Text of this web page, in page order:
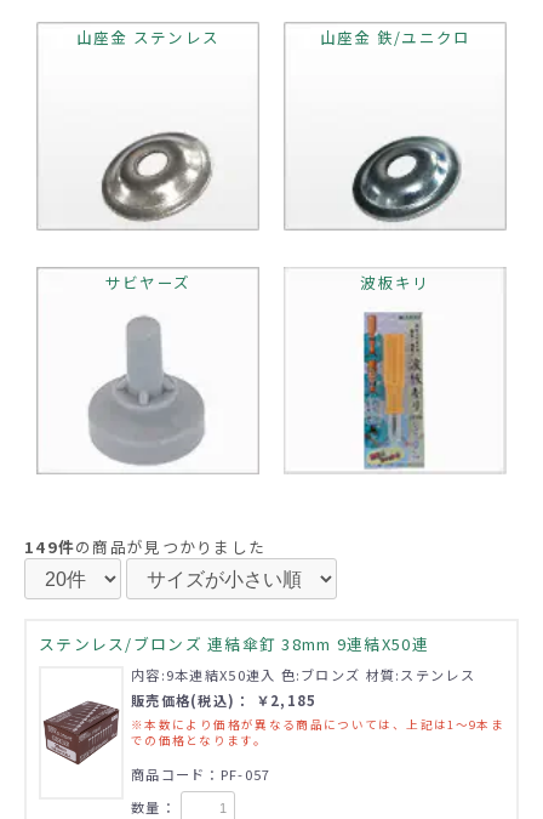
山座金 ステンレス 山座金 鉄/ユニクロ
サビヤーズ 波板キリ
149件の商品が見つかりました
ステンレス/ブロンズ 連結傘釘 38mm 9連結X50連
内容:9本連結X50連入 色:ブロンズ 材質:ステンレス
販売価格(税込)： ￥2,185
※本数により価格が異なる商品については、上記は1～9本ま
での価格となります。
商品コード：PF-057
数量：